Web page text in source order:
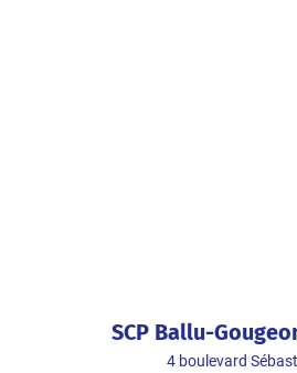
SCP Ballu-
4 boulevard